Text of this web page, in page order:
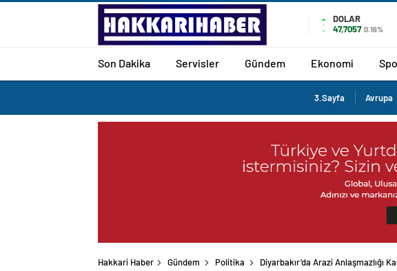
DOLAR
47,7057 0.16%
Son Dakika Servisler Gündem Ekonomi
3.Sayfa Avrupa
Hakkari Haber Gündem Politika Diyarbakır’da Arazi Anlaşmazlığı